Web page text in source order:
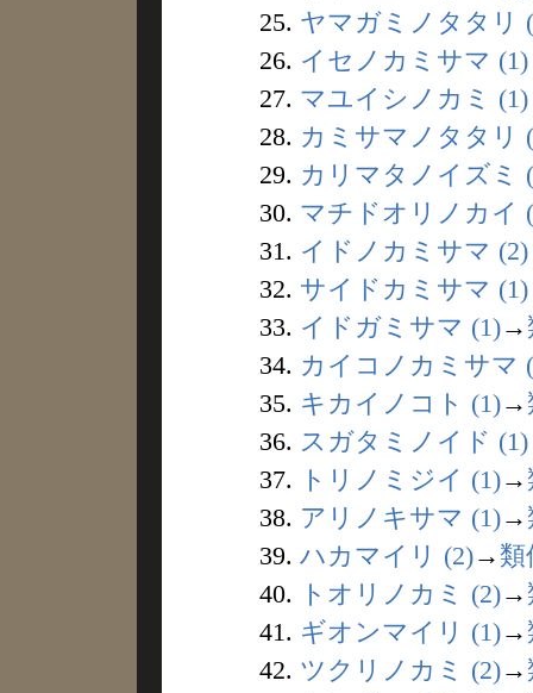
25. ヤマガミノタタリ
26. イセノカミサマ (1)
27. マユイシノカミ (1)
28. カミサマノタタリ
29. カリマタノイズミ
30. マチドオリノカイ
31. イドノカミサマ (2)
32. サイドカミサマ (1)
33. イドガミサマ (1)→
34. カイコノカミサマ
35. キカイノコト (1)→
36. スガタミノイド (1)
37.
トリノミジイ (1)→
38. アリノキサマ (1)→
39. ハカマイリ (2)→ 類
40.
トオリノカミ (2)→
41. ギオンマイリ (1)→
42. ツクリノカミ (2)→